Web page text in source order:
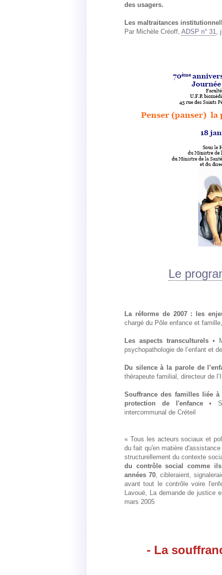
des usagers.
Les maltraitances
Par Michèle Créoff, ADSP n° 31,
Le
La réforme de 2007 : les
chargé du Pôle enfance et
Les aspects transculturels •
psychopathologie de l’enfant et
Du silence à la parole de
thérapeute familial, directeur de
Souffrance des familles liée
protection de l'enfance•
intercommunal de Créteil
« Tous les acteurs sociaux et
du fait qu'en matière
structurellement du contexte
du contrôle social comme
années 70, cibleraient,
avant tout le contrôle voire
Lavoué, La demande de justice
mars 2005
- La